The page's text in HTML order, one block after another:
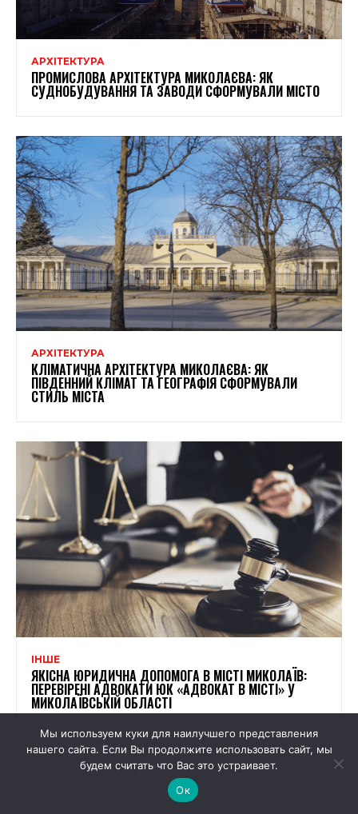
АРХІТЕКТУРА
ПРОМИСЛОВА АРХІТЕКТУРА МИКОЛАЄВА: ЯК
СУДНОБУДУВАННЯ ТА ЗАВОДИ СФОРМУВАЛИ МІСТО
АРХІТЕКТУРА
КЛІМАТИЧНА АРХІТЕКТУРА МИКОЛАЄВА: ЯК
ПІВДЕННИЙ КЛІМАТ ТА ГЕОГРАФІЯ СФОРМУВАЛИ
СТИЛЬ МІСТА
ІНШЕ
ЯКІСНА ЮРИДИЧНА ДОПОМОГА В МІСТІ МИКОЛАЇВ:
ПЕРЕВІРЕНІ АДВОКАТИ ЮК «АДВОКАТ В МІСТІ» У
МИКОЛАЇВСЬКІЙ ОБЛАСТІ
Мы используем куки для наилучшего представления
нашего сайта. Если Вы продолжите использовать сайт, мы
будем считать что Вас это устраивает.
Ок